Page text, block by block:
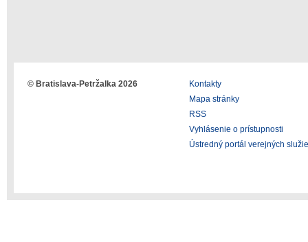
© Bratislava-Petržalka 2026
Kontakty
Mapa stránky
RSS
Vyhlásenie o prístupnosti
Ústredný portál verejných